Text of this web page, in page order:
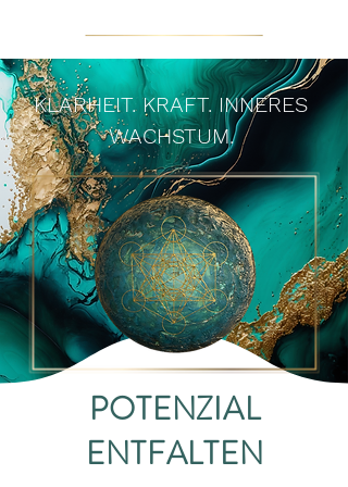
KLARHEIT. KRAFT. INNERES
WACHSTUM.
POTENZIAL
ENTFALTEN